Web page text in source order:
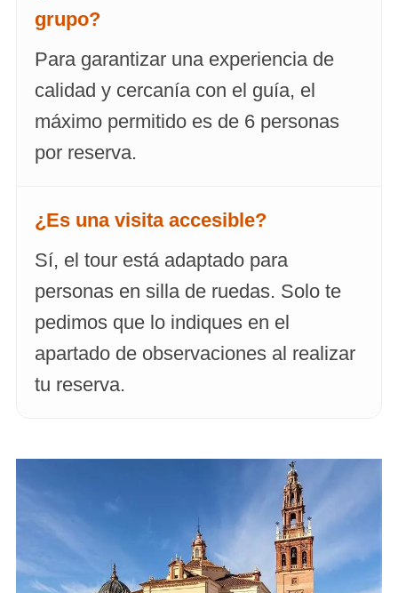
grupo?
Para garantizar una experiencia de
calidad y cercanía con el guía, el
máximo permitido es de 6 personas
por reserva.
¿Es una visita accesible?
Sí, el tour está adaptado para
personas en silla de ruedas. Solo te
pedimos que lo indiques en el
apartado de observaciones al realizar
tu reserva.